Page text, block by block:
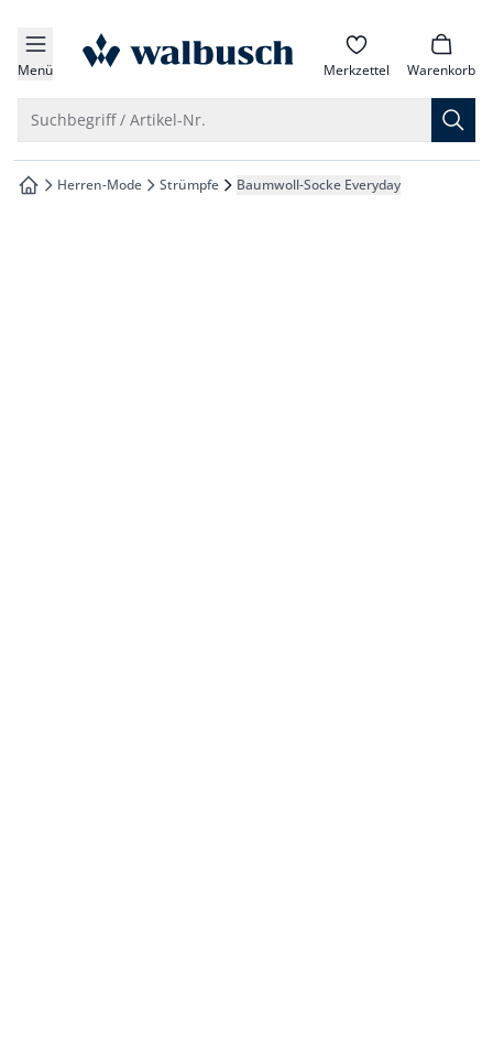
springen
springen
springen
springen
Menü zur Startseite Merkzettel Warenkorb
Suchbegriff / Artikel-Nr.
zur Startseite
Herren-Mode Strümpfe Baumwoll-Socke Everyday